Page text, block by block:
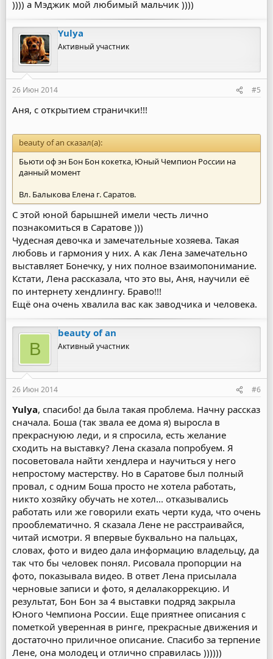
)))) а Мэджик мой любимый мальчик ))))
Yulya
Активный участник
26 Июн 2014 #5
Аня, с открытием странички!!!
beauty of an сказал(а):
Бьюти оф эн Бон Бон кокетка, Юный Чемпион России на
данный момент
Вл. Балыкова Елена г. Саратов.
С этой юной барышней имели честь лично
познакомиться в Саратове )))
Чудесная девочка и замечательные хозяева. Такая
любовь и гармония у них. А как Лена замечательно
выставляет Бонечку, у них полное взаимопонимание.
Кстати, Лена рассказала, что это вы, Аня, научили её
по интернету хендлингу. Браво!!!
Ещё она очень хвалила вас как заводчика и человека.
B
beauty of an
Активный участник
26 Июн 2014 #6
Yulya, спасибо! да была такая проблема. Начну рассказ
сначала. Боша (так звала ее дома я) выросла в
прекраснуюю леди, и я спросила, есть желание
сходить на выставку? Лена сказала попробуем. Я
посоветовала найти хендлера и научиться у него
непростому мастерству. Но в Саратове был полный
провал, с одним Боша просто не хотела работать,
никто хозяйку обучать не хотел... отказывались
работать или же говорили ехать черти куда, что очень
прооблематично. Я сказала Лене не расстраивайся,
читай исмотри. Я впервые буквально на пальцах,
словах, фото и видео дала информацию владельцу, да
так что бы человек понял. Рисовала пропорции на
фото, показывала видео. В ответ Лена присылала
черновые записи и фото, я делалакоррекцию. И
результат, Бон Бон за 4 выставки подряд закрыла
Юного Чемпиона России. Еще приятнее описания с
пометкой уверенная в ринге, прекрасные движения и
достаточно приличное описание. Спасибо за терпение
Лене, она молодец и отлично справилась ))))))